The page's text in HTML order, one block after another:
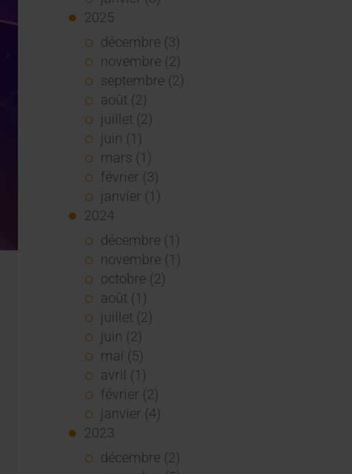
2025
décembre (3)
novembre (2)
septembre (2)
août (2)
juillet (2)
juin (1)
mars (1)
février (3)
janvier (1)
2024
décembre (1)
novembre (1)
octobre (2)
août (1)
juillet (2)
juin (2)
mai (5)
avril (1)
février (2)
janvier (4)
2023
décembre (2)